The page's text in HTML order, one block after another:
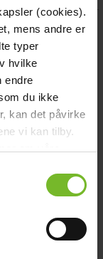
(cookies).
mens andre er
typer
hvilke
endre
du ikke
kan det påvirke
vi kan tilby.
varukorg,
i vår miljö:
anti-forgery)
från Cookiebot)
funktioner,